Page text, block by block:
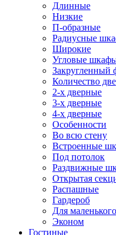
Длинные
Низкие
П-образные
Радиусные
Широкие
Угловые
Закругленный
Количество
2-х дверные
3-х дверные
4-х дверные
Особенности
Во всю стену
Встроенные
Под потолок
Раздвижные
Открытая
Распашные
Гардероб
Для
Эконом
Гостиные